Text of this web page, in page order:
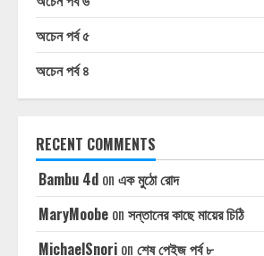
অচেন পর্ব ৫
অচেন পর্ব ৪
RECENT COMMENTS
Bambu 4d on এক মুঠো রোদ
MaryMoobe on সন্তানের কাছে মায়ের চিঠি
MichaelSnori on শেষ পেইজ পর্ব ৮